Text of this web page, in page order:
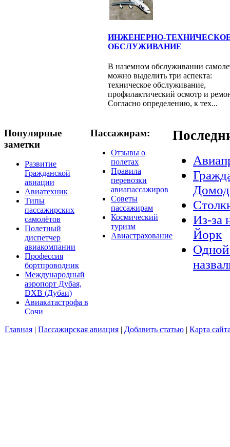
ИНЖЕНЕРНО-
ОБСЛУЖИВАНИЕ
В наземном обслуживании
можно выделить три аспекта:
техническое обслуживание,
профилактический осмотр и
Согласно определению, к тех...
Популярные
заметки
Развитие
Гражданской
авиации
Авиатехник
Типы
пассажирских
самолётов
Полетный
диспетчер
авиакомпании
Профессия
бортпроводник
Международный
аэропорт Дубая,
DXB (Дубаи)
Авиакатастрофа в
Сочи
Пассажирам:
Отзывы о
полетах
Правила
перевозки
авиапассажиров
Советы
пассажирам
Космический
туризм
Авиастрахование
Из-за
Йорк
Одной
Главная | Пассажирская авиация | Добавить статью | Карта